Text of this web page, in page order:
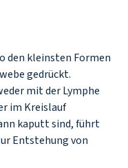
den kleinsten Formen
gedrückt.
mit der Lymphe
im Kreislauf
kaputt sind, führt
Entstehung von